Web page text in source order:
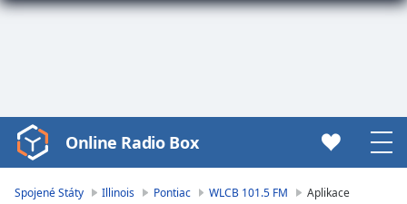
Video
Player
Online Radio Box
Spojené Státy Illinois Pontiac WLCB 101.5 FM Aplikace